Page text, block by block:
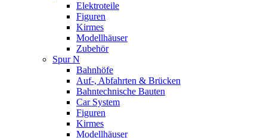
Elektroteile
Figuren
Kirmes
Modellhäuser
Zubehör
Spur N
Bahnhöfe
Auf-, Abfahrten & Brücken
Bahntechnische Bauten
Car System
Figuren
Kirmes
Modellhäuser